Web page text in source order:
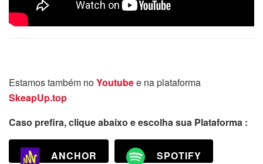
Estamos também noYoutubee na plataforma
SkeapUp.top
Caso prefira, clique abaixo e escolha sua Plataforma :
ANCHOR SPOTIFY